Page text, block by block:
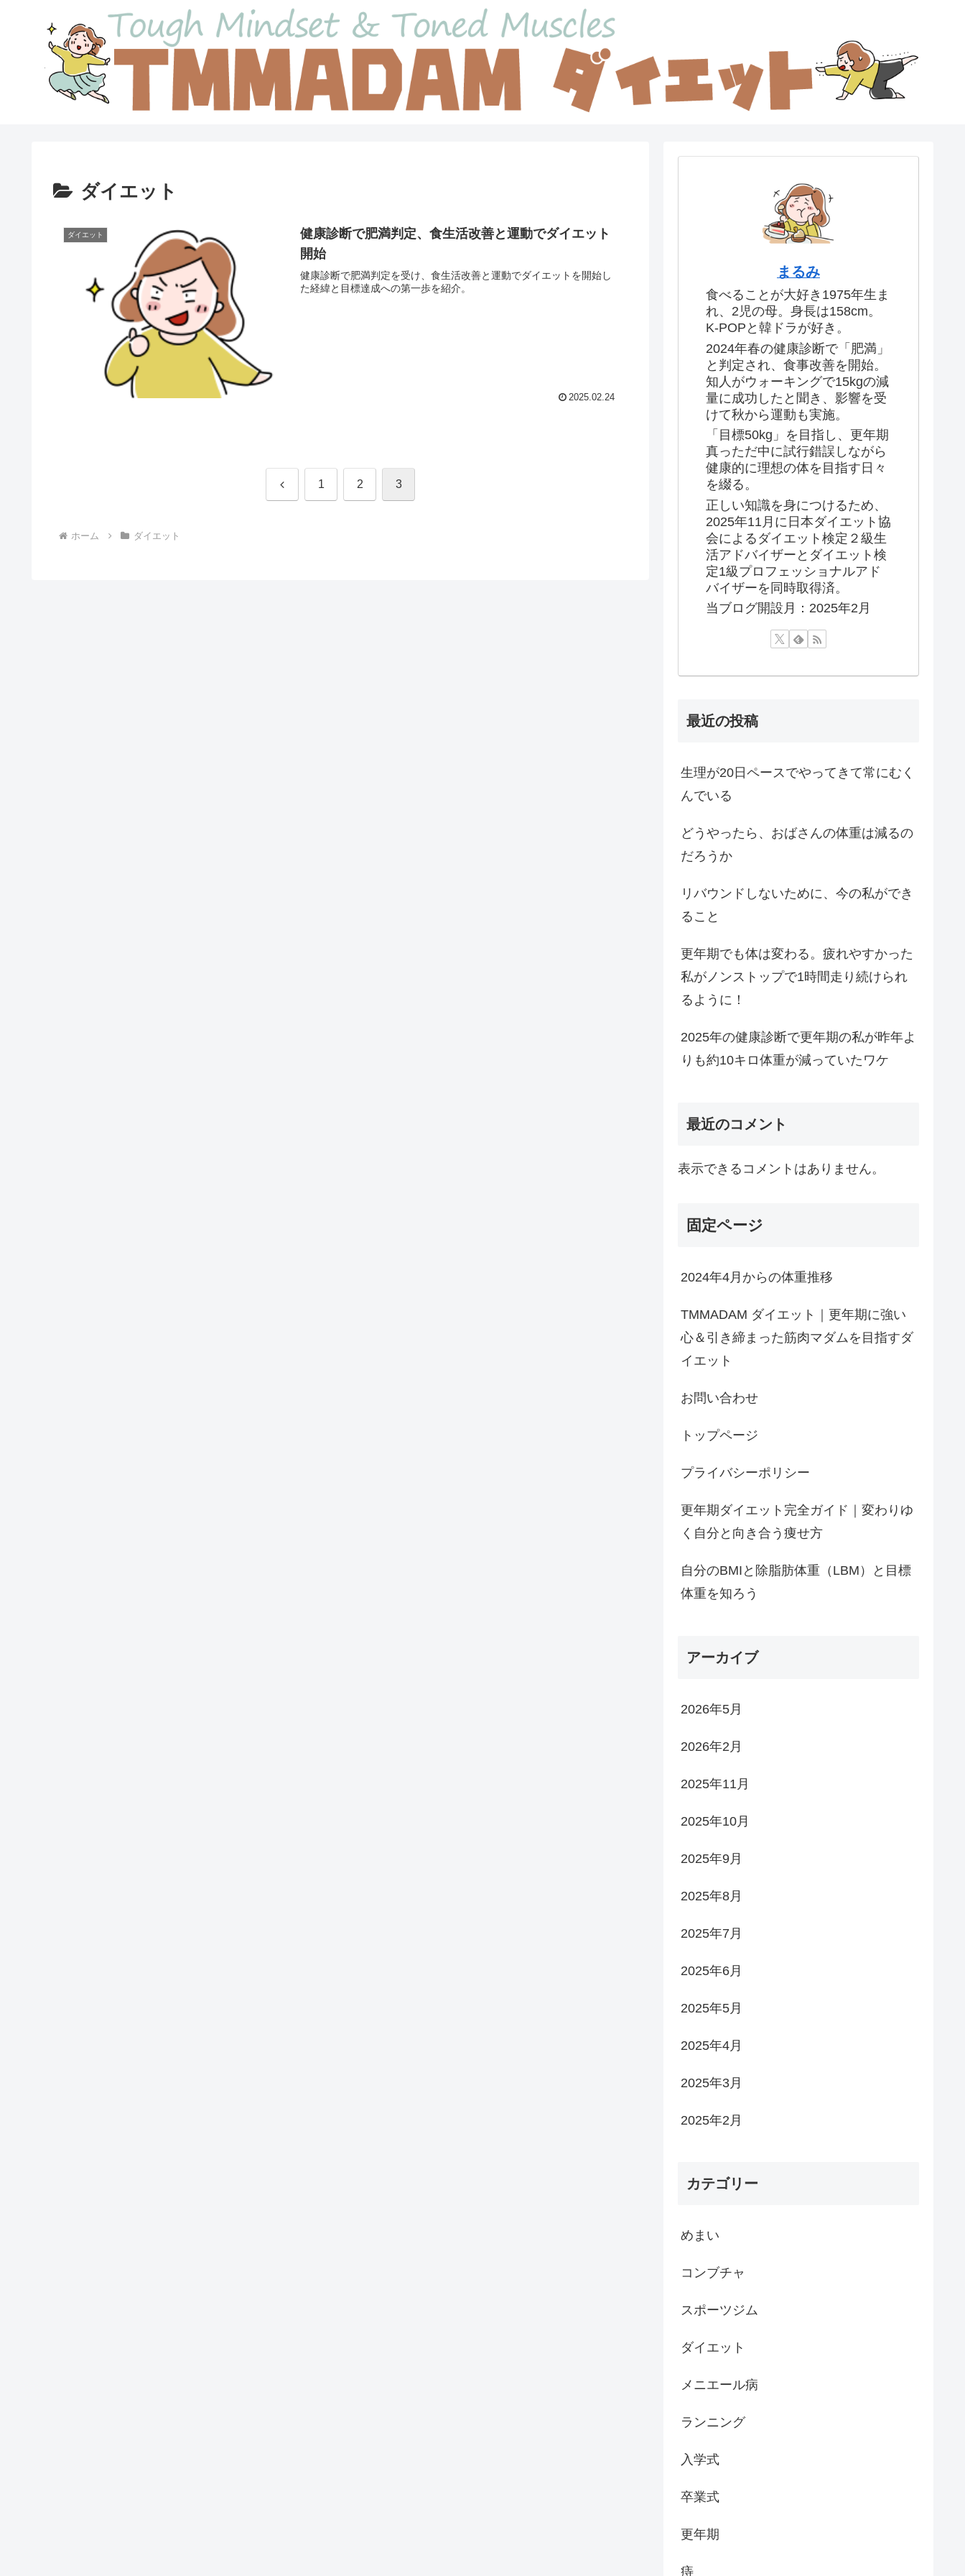
ダイエット
ダイエット
健康診断で肥満判定、食生活改善と運動でダイエット
開始
健康診断で肥満判定を受け、食生活改善と運動でダイエットを開始し
た経緯と目標達成への第一歩を紹介。
2025.02.24
前 1 2 3
ホーム ダイエット
まるみ
食べることが大好き1975年生ま
れ、2児の母。身長は158cm。
K-POPと韓ドラが好き。
2024年春の健康診断で「肥満」
と判定され、食事改善を開始。
知人がウォーキングで15kgの減
量に成功したと聞き、影響を受
けて秋から運動も実施。
「目標50kg」を目指し、更年期
真っただ中に試行錯誤しながら
健康的に理想の体を目指す日々
を綴る。
正しい知識を身につけるため、
2025年11月に日本ダイエット協
会によるダイエット検定２級生
活アドバイザーとダイエット検
定1級プロフェッショナルアド
バイザーを同時取得済。
当ブログ開設月：2025年2月
最近の投稿
生理が20日ペースでやってきて常にむく
んでいる
どうやったら、おばさんの体重は減るの
だろうか
リバウンドしないために、今の私ができ
ること
更年期でも体は変わる。疲れやすかった
私がノンストップで1時間走り続けられ
るように！
2025年の健康診断で更年期の私が昨年よ
りも約10キロ体重が減っていたワケ
最近のコメント
表示できるコメントはありません。
固定ページ
2024年4月からの体重推移
TMMADAM ダイエット｜更年期に強い
心＆引き締まった筋肉マダムを目指すダ
イエット
お問い合わせ
トップページ
プライバシーポリシー
更年期ダイエット完全ガイド｜変わりゆ
く自分と向き合う痩せ方
自分のBMIと除脂肪体重（LBM）と目標
体重を知ろう
アーカイブ
2026年5月
2026年2月
2025年11月
2025年10月
2025年9月
2025年8月
2025年7月
2025年6月
2025年5月
2025年4月
2025年3月
2025年2月
カテゴリー
めまい
コンブチャ
スポーツジム
ダイエット
メニエール病
ランニング
入学式
卒業式
更年期
痔